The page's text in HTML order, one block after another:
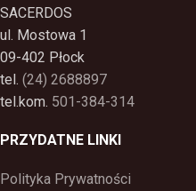
SACERDOS
ul. Mostowa 1
09-402 Płock
tel. (24) 2688897
tel.kom. 501-384-314
PRZYDATNE LINKI
Polityka Prywatności